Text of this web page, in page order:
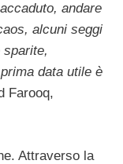
andare
alcuni seggi
data utile è
Farooq,
Attraverso la